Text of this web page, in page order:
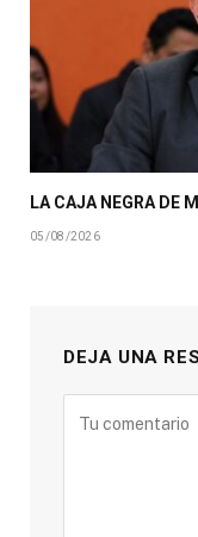
LA CAJA NEGRA DE
05/08/2026
DEJA UNA